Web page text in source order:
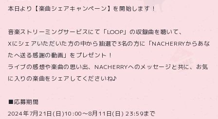
本日より【楽曲シェアキャンペーン】を開始します！
音楽ストリーミングサービスにて「LOOP」の収録曲を聴いて、
Xにシェアいただいた方の中から抽選で3名の方に「NACHERRYからあな
たへ送る感謝の動画」をプレゼント！
ライブの感想や楽曲の思い出、NACHERRYへのメッセージと共に、お気
に入りの楽曲をシェアしてくださいね♪
■応募期間
2024年7月21日(日)10:00～8月11日(日) 23:59まで